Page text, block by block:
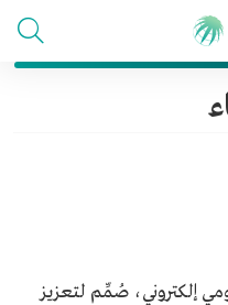
إلكتروني، صُمِّم لتعزيز